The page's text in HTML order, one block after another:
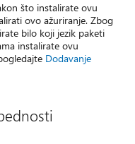
što instalirate ovu
ovo ažuriranje. Zbog
bilo koji jezik paketi
instalirate ovu
Dodavanje